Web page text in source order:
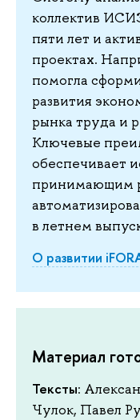
коллектив
пяти лет и
проектах.
помогла
развития
рынка труда и
Ключевые
обеспечивает
принимающим
в летнем
О развитии
Материал
Тексты:
Чулок, Павел